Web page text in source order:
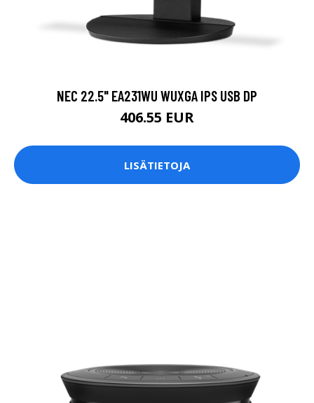
NEC 22.5" EA231WU WUXGA IPS USB DP
406.55 EUR
LISÄTIETOJA